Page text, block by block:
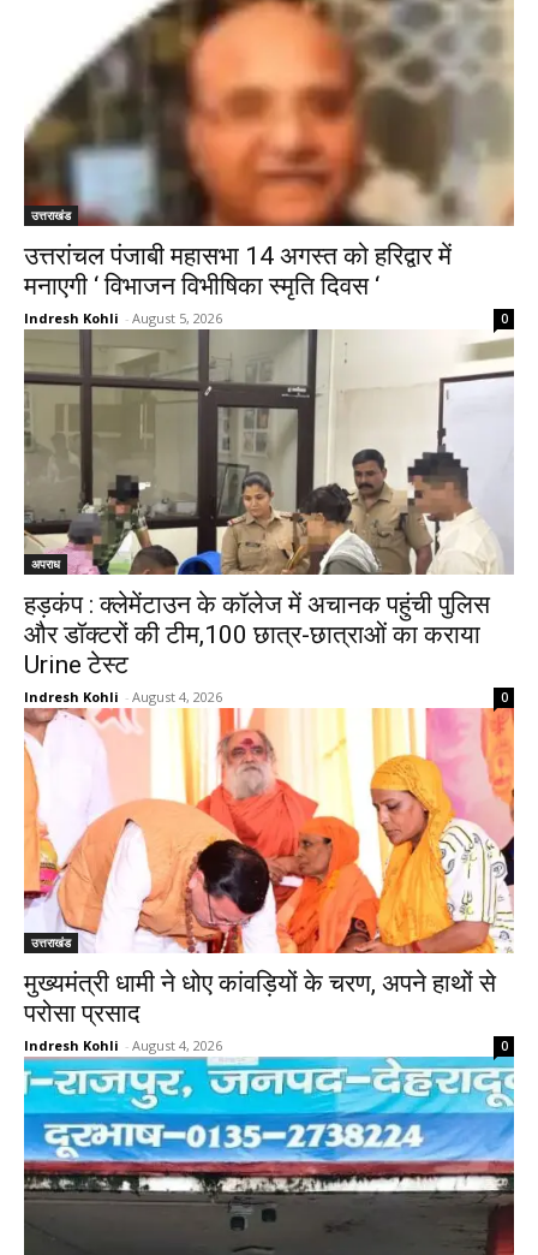
उत्तराखंड
उत्तरांचल पंजाबी महासभा 14 अगस्त को हरिद्वार में
मनाएगी ‘ विभाजन विभीषिका स्मृति दिवस ‘
Indresh Kohli - August 5, 2026 0
अपराध
हड़कंप : क्लेमेंटाउन के कॉलेज में अचानक पहुंची पुलिस
और डॉक्टरों की टीम,100 छात्र-छात्राओं का कराया
Urine टेस्ट
Indresh Kohli - August 4, 2026 0
उत्तराखंड
मुख्यमंत्री धामी ने धोए कांवड़ियों के चरण, अपने हाथों से
परोसा प्रसाद
Indresh Kohli - August 4, 2026 0